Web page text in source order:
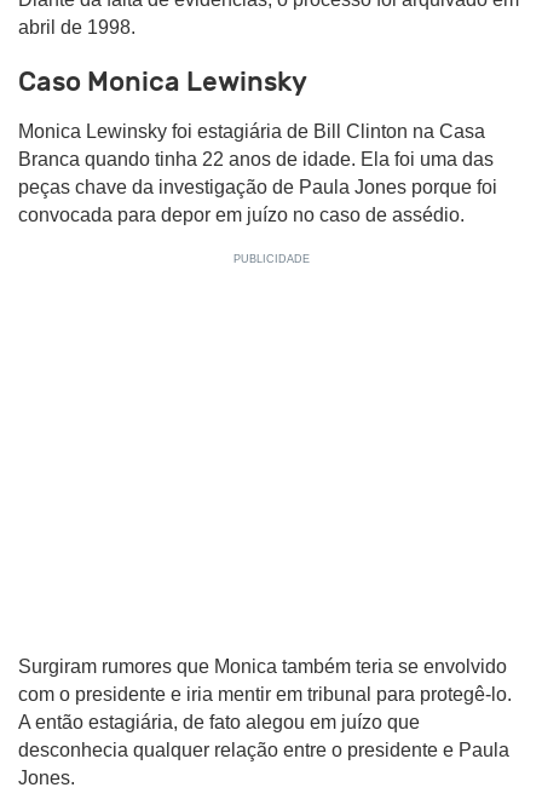
abril de 1998.
Caso Monica Lewinsky
Monica Lewinsky foi estagiária de Bill Clinton na Casa
Branca quando tinha 22 anos de idade. Ela foi uma das
peças chave da investigação de Paula Jones porque foi
convocada para depor em juízo no caso de assédio.
Surgiram rumores que Monica também teria se envolvido
com o presidente e iria mentir em tribunal para protegê-lo.
A então estagiária, de fato alegou em juízo que
desconhecia qualquer relação entre o presidente e Paula
Jones.